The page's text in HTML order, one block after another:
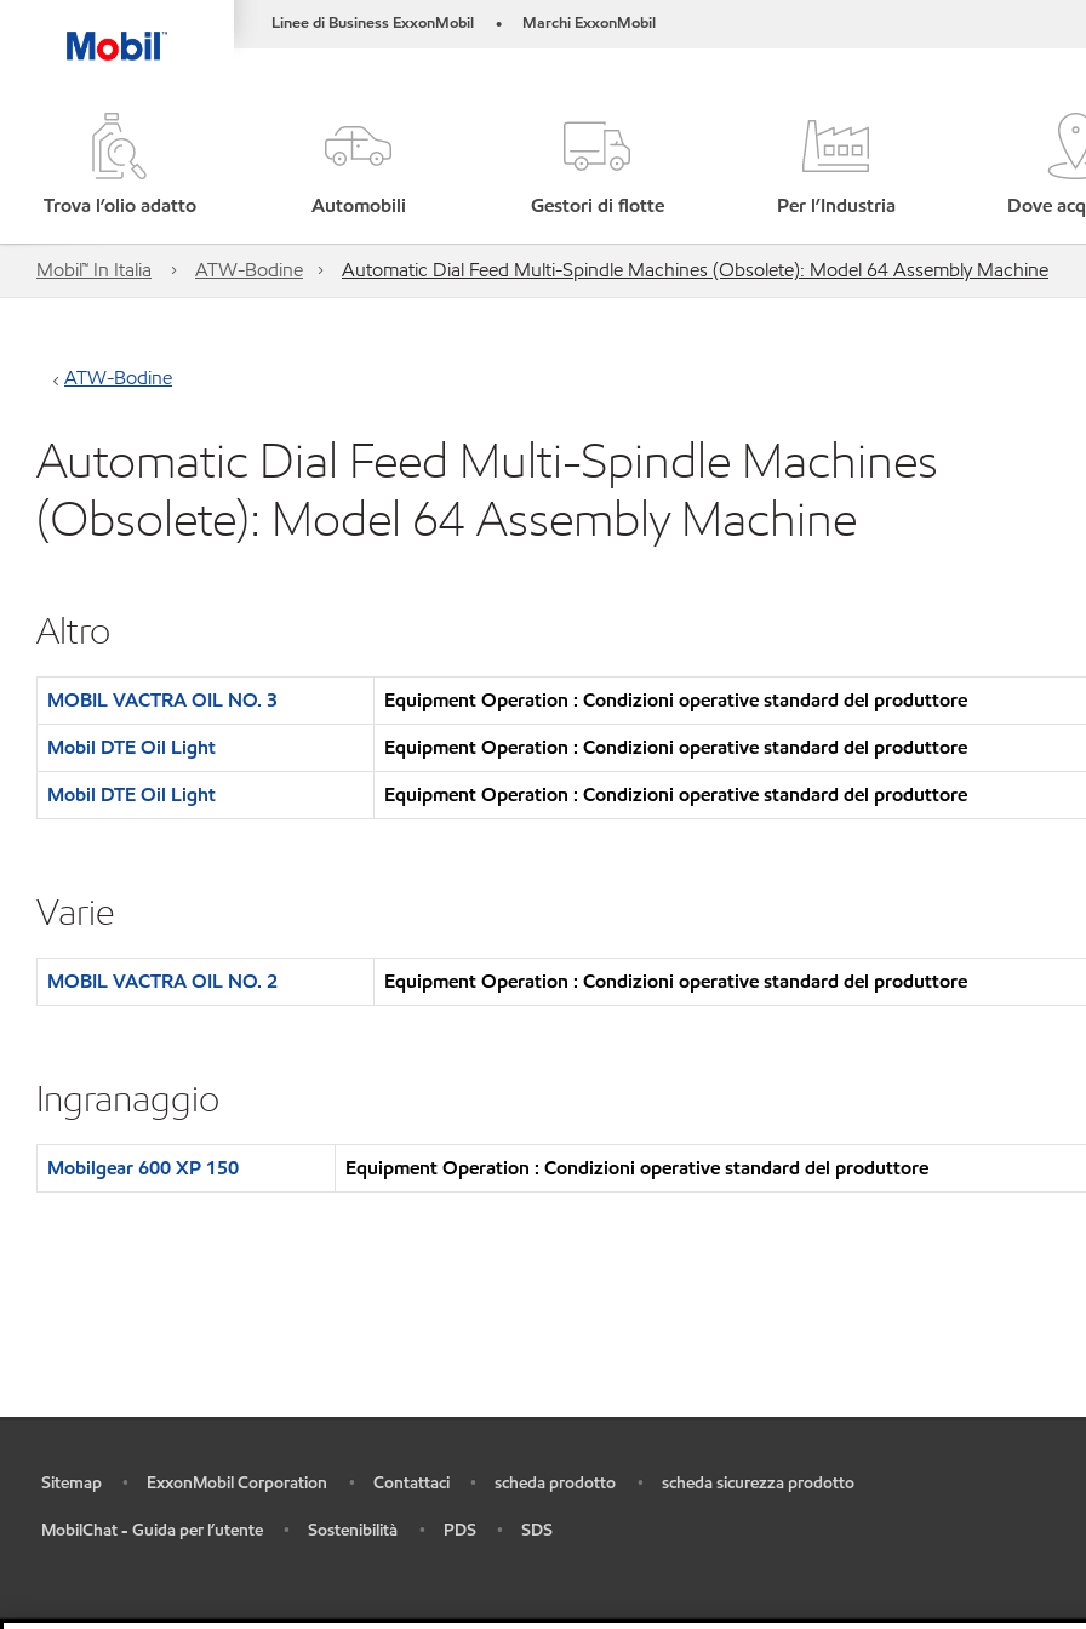
Linee di Business ExxonMobil • Marchi ExxonMobil
Trova l’olio adatto Automobili Gestori di flotte Per l’Industria Dove
Mobil™ In Italia ATW-Bodine Automatic Dial Feed Multi-Spindle Machines (Obsolete): Model 64 Assembly Machine
ATW-Bodine
Automatic Dial Feed Multi-Spindle Machines
(Obsolete): Model 64 Assembly Machine
Altro
MOBIL VACTRA OIL NO. 3
Equipment Operation : Condizioni operative standard del produttore
Mobil DTE Oil Light
Equipment Operation : Condizioni operative standard del produttore
Mobil DTE Oil Light
Equipment Operation : Condizioni operative standard del produttore
Varie
MOBIL VACTRA OIL NO. 2 Equipment Operation : Condizioni operative standard del produttore
Ingranaggio
Mobilgear 600 XP 150 Equipment Operation : Condizioni operative standard del produttore
Sitemap • ExxonMobil Corporation • Contattaci • scheda prodotto • scheda sicurezza prodotto
MobilChat - Guida per l’utente • Sostenibilità • PDS • SDS